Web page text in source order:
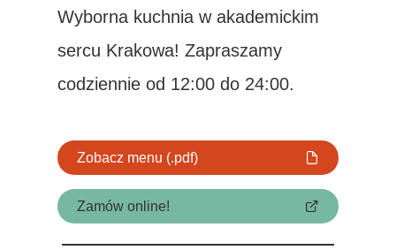
Wyborna kuchnia w akademickim
sercu Krakowa! Zapraszamy
codziennie od 12:00 do 24:00.
Zobacz menu (.pdf)
Zamów online!